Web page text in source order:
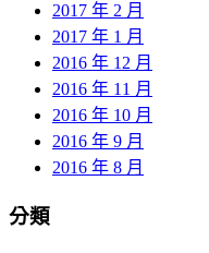
2017 年 2 月
2017 年 1 月
2016 年 12 月
2016 年 11 月
2016 年 10 月
2016 年 9 月
2016 年 8 月
分類